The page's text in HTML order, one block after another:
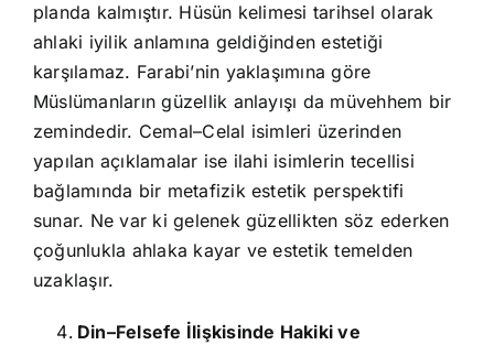
planda kalmıştır. Hüsün kelimesi tarihsel olarak
ahlaki iyilik anlamına geldiğinden estetiği
karşılamaz. Farabi’nin yaklaşımına göre
Müslümanların güzellik anlayışı da müvehhem bir
zemindedir. Cemal–Celal isimleri üzerinden
yapılan açıklamalar ise ilahi isimlerin tecellisi
bağlamında bir metafizik estetik perspektifi
sunar. Ne var ki gelenek güzellikten söz ederken
çoğunlukla ahlaka kayar ve estetik temelden
uzaklaşır.
Din–Felsefe İlişkisinde Hakiki ve